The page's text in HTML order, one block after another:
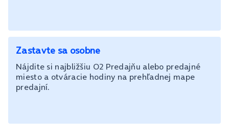
Zastavte sa osobne
Nájdite si najbližšiu O2 Predajňu alebo predajné
miesto a otváracie hodiny na prehľadnej mape
predajní.